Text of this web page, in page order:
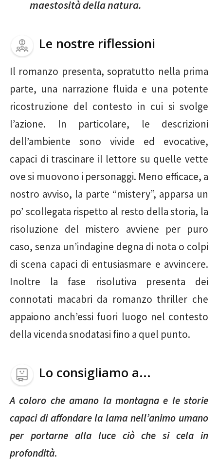
maestosità della natura.
Le nostre riflessioni
Il romanzo presenta, sopratutto nella prima
parte, una narrazione fluida e una potente
ricostruzione del contesto in cui si svolge
l’azione. In particolare, le descrizioni
dell’ambiente sono vivide ed evocative,
capaci di trascinare il lettore su quelle vette
ove si muovono i personaggi. Meno efficace, a
nostro avviso, la parte “mistery”, apparsa un
po’ scollegata rispetto al resto della storia, la
risoluzione del mistero avviene per puro
caso, senza un’indagine degna di nota o colpi
di scena capaci di entusiasmare e avvincere.
Inoltre la fase risolutiva presenta dei
connotati macabri da romanzo thriller che
appaiono anch’essi fuori luogo nel contesto
della vicenda snodatasi fino a quel punto.
Lo consigliamo a...
A coloro che amano la montagna e le storie
capaci di affondare la lama nell’animo umano
per portarne alla luce ciò che si cela in
profondità.